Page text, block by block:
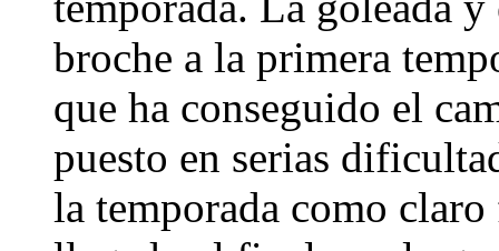
broche a la primera
que ha conseguido el
puesto en serias
la temporada como